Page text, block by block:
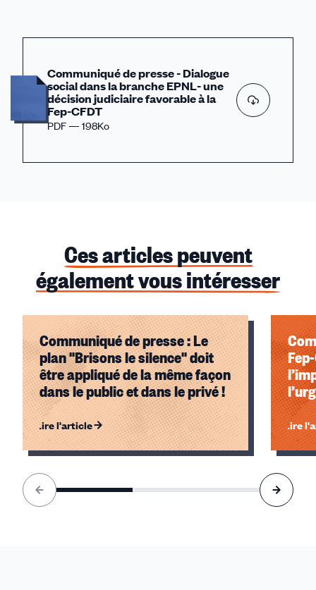
Communiqué de presse - Dialogue
social dans la branche EPNL- une
décision judiciaire favorable à la
Fep-CFDT
PDF — 198Ko
Ces articles peuvent
également vous intéresser
Communiqué de presse : Le
plan "Brisons le silence" doit
être appliqué de la même façon
dans le public et dans le privé !
Lire l'article Lire